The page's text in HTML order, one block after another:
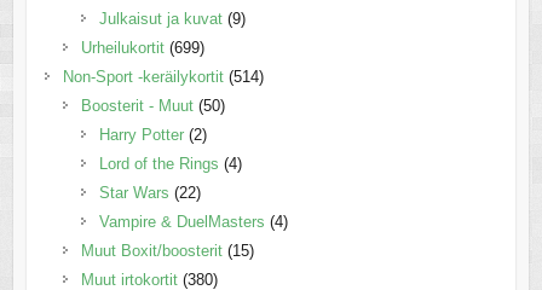
Julkaisut ja kuvat (9)
Urheilukortit (699)
Non-Sport -keräilykortit (514)
Boosterit - Muut (50)
Harry Potter (2)
Lord of the Rings (4)
Star Wars (22)
Vampire & DuelMasters (4)
Muut Boxit/boosterit (15)
Muut irtokortit (380)